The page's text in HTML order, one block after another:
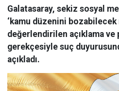
Galatasaray, sekiz sosyal
‘kamu düzenini
değerlendirilen açıklama ve
gerekçesiyle suç
açıkladı.